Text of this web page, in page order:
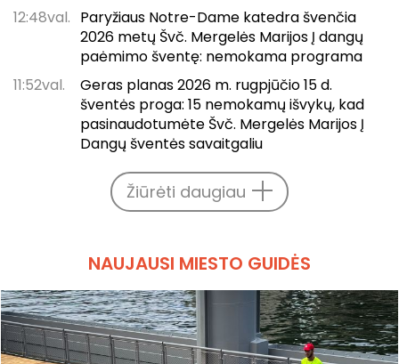
12:48val. Paryžiaus Notre-Dame katedra švenčia
2026 metų Švč. Mergelės Marijos Į dangų
paėmimo šventę: nemokama programa
11:52val.
Geras planas 2026 m. rugpjūčio 15 d.
šventės proga: 15 nemokamų išvykų, kad
pasinaudotumėte Švč. Mergelės Marijos Į
Dangų šventės savaitgaliu
Žiūrėti daugiau
NAUJAUSI MIESTO GUIDĖS